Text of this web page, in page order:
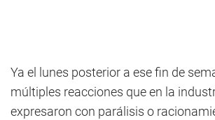
Ya el lunes posterior a ese fin de
múltiples reacciones que en la
expresaron con parálisis o